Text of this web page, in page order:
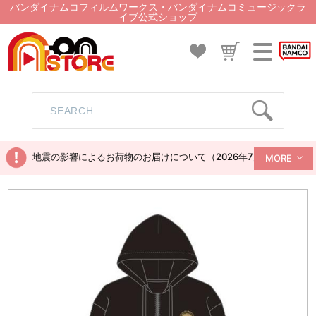
バンダイナムコフィルムワークス・バンダイナムコミュージックラ
イブ公式ショップ
地震の影響によるお荷物のお届けについて（2026年7月28日現在）
MORE